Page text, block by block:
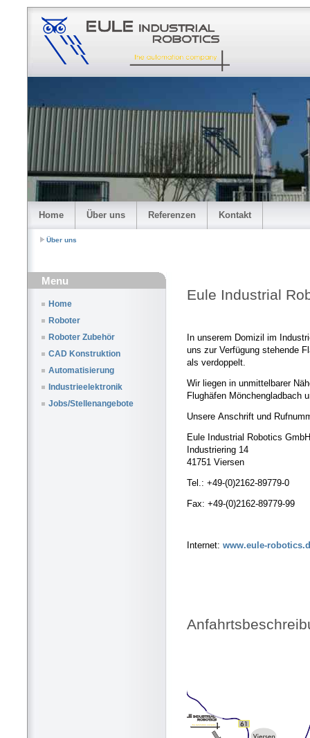
Home Über uns Referenzen Kontakt
Über uns
Menu
Home
Roboter
Roboter Zubehör
CAD Konstruktion
Automatisierung
Industrieelektronik
Jobs/Stellenangebote
Eule Industrial
In unserem Domizil im
uns zur Verfügung stehende
als verdoppelt.
Wir liegen in unmittelbarer
Flughäfen Mönchengladbach
Unsere Anschrift und
Eule Industrial Robotics
Industriering 14
41751 Viersen
Tel.: +49-(0)2162-89779-0
Fax: +49-(0)2162-89779-99
Internet: www.eule-